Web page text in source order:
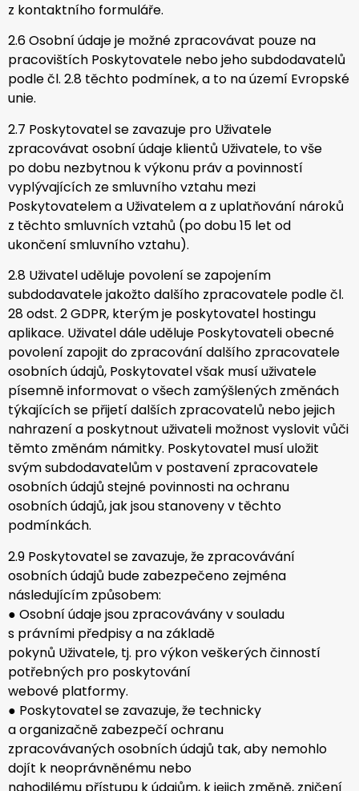
z kontaktního formuláře.
2.6 Osobní údaje je možné zpracovávat pouze na
pracovištích Poskytovatele nebo jehosubdodavatelů
podle čl. 2.8 těchto podmínek, a to na území Evropské
unie.
2.7 Poskytovatel se zavazuje pro Uživatele
zpracovávat osobní údaje klientů Uživatele, to vše
po dobu nezbytnou k výkonu práv a povinností
vyplývajících ze smluvního vztahu mezi
Poskytovatelem a Uživatelem a z uplatňování nároků
z těchto smluvních vztahů (po dobu 15 let od
ukončení smluvního vztahu).
2.8 Uživatel uděluje povolení se zapojením
subdodavatele jakožto dalšího zpracovatele podle čl.
28 odst. 2 GDPR, kterým je poskytovatel hostingu
aplikace. Uživatel dále uděluje Poskytovateli obecné
povolení zapojit do zpracování dalšího zpracovatele
osobních údajů, Poskytovatel však musí uživatele
písemně informovat o všech zamýšlených změnách
týkajících se přijetí dalších zpracovatelů nebo jejich
nahrazení a poskytnout uživateli možnost vyslovit vůči
těmto změnám námitky. Poskytovatel musí uložit
svým subdodavatelům v postavení zpracovatele
osobních údajů stejné povinnosti na ochranu
osobních údajů, jak jsou stanoveny v těchto
podmínkách.
2.9 Poskytovatel se zavazuje, že zpracovávání
osobních údajů bude zabezpečeno zejména
následujícím způsobem:
● Osobní údaje jsou zpracovávány v souladu
s právními předpisy a na základě
pokynů Uživatele, tj. pro výkon veškerých činností
potřebných pro poskytování
webové platformy.
● Poskytovatel se zavazuje, že technicky
a organizačně zabezpečí ochranu
zpracovávaných osobních údajů tak, aby nemohlo
dojít k neoprávněnému nebo
nahodilému přístupu k údajům, k jejich změně, zničení